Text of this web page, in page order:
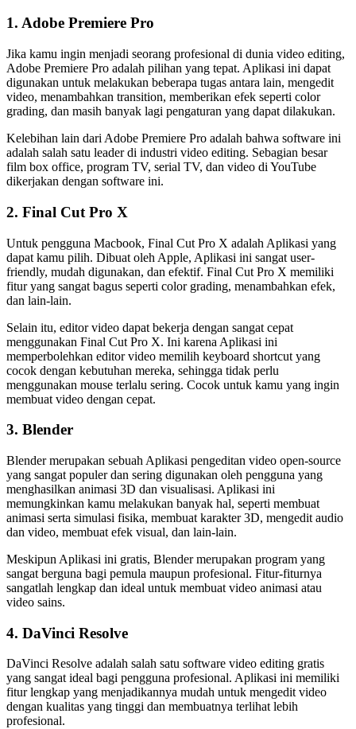
1. Adobe Premiere Pro
Jika kamu ingin menjadi seorang profesional di dunia video editing,
Adobe Premiere Pro adalah pilihan yang tepat. Aplikasi ini dapat
digunakan untuk melakukan beberapa tugas antara lain, mengedit
video, menambahkan transition, memberikan efek seperti color
grading, dan masih banyak lagi pengaturan yang dapat dilakukan.
Kelebihan lain dari Adobe Premiere Pro adalah bahwa software ini
adalah salah satu leader di industri video editing. Sebagian besar
film box office, program TV, serial TV, dan video di YouTube
dikerjakan dengan software ini.
2. Final Cut Pro X
Untuk pengguna Macbook, Final Cut Pro X adalah Aplikasi yang
dapat kamu pilih. Dibuat oleh Apple, Aplikasi ini sangat user-
friendly, mudah digunakan, dan efektif. Final Cut Pro X memiliki
fitur yang sangat bagus seperti color grading, menambahkan efek,
dan lain-lain.
Selain itu, editor video dapat bekerja dengan sangat cepat
menggunakan Final Cut Pro X. Ini karena Aplikasi ini
memperbolehkan editor video memilih keyboard shortcut yang
cocok dengan kebutuhan mereka, sehingga tidak perlu
menggunakan mouse terlalu sering. Cocok untuk kamu yang ingin
membuat video dengan cepat.
3. Blender
Blender merupakan sebuah Aplikasi pengeditan video open-source
yang sangat populer dan sering digunakan oleh pengguna yang
menghasilkan animasi 3D dan visualisasi. Aplikasi ini
memungkinkan kamu melakukan banyak hal, seperti membuat
animasi serta simulasi fisika, membuat karakter 3D, mengedit audio
dan video, membuat efek visual, dan lain-lain.
Meskipun Aplikasi ini gratis, Blender merupakan program yang
sangat berguna bagi pemula maupun profesional. Fitur-fiturnya
sangatlah lengkap dan ideal untuk membuat video animasi atau
video sains.
4. DaVinci Resolve
DaVinci Resolve adalah salah satu software video editing gratis
yang sangat ideal bagi pengguna profesional. Aplikasi ini memiliki
fitur lengkap yang menjadikannya mudah untuk mengedit video
dengan kualitas yang tinggi dan membuatnya terlihat lebih
profesional.